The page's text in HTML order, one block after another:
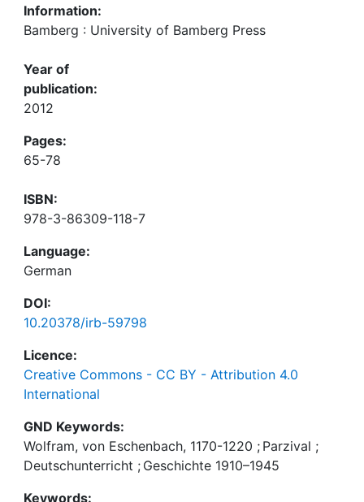
Information:
Bamberg : University of Bamberg Press
Year of
publication:
2012
Pages:
65-78
ISBN:
978-3-86309-118-7
Language:
German
DOI:
10.20378/irb-59798
Licence:
Creative Commons - CC BY - Attribution 4.0
International
GND Keywords:
Wolfram, von Eschenbach, 1170-1220 ; Parzival ;
Deutschunterricht ; Geschichte 1910–1945
Keywords: